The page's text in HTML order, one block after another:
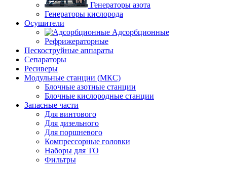
Генераторы азота
Генераторы кислорода
Осушители
Адсорбционные
Рефрижераторные
Пескоструйные аппараты
Сепараторы
Ресиверы
Модульные станции (МКС)
Блочные азотные станции
Блочные кислородные станции
Запасные части
Для винтового
Для дизельного
Для поршневого
Компрессорные головки
Наборы для ТО
Фильтры